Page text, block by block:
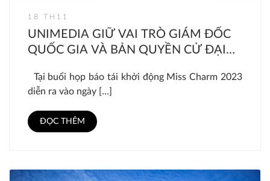
18 TH11
UNIMEDIA GIỮ VAI TRÒ GIÁM ĐỐC
QUỐC GIA VÀ BẢN QUYỀN CỬ ĐẠI
CHARM 2023
Tại buổi họp báo tái khởi động Miss Charm 2023
diễn ra vào ngày […]
ĐỌC THÊM